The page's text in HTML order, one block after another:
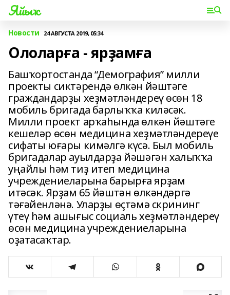
Яйыҡ
Новости 24 АВГУСТА 2019, 05:34
Ололарға - ярҙамға
Башҡортостанда “Демография” милли
проекты сиктәрендә өлкән йәштәге
граждандарҙы хеҙмәтләндереү өсөн 18
мобиль бригада барлыҡҡа киләсәк.
Милли проект арҡаһында өлкән йәштәге
кешеләр өсөн медицина хеҙмәтләндереүе
сифаты юғары кимәлгә күсә. Был мобиль
бригадалар ауылдарҙа йәшәгән халыҡҡа
уңайлы һәм тиҙ итеп медицина
учреждениеларына барырға ярҙам
итәсәк. Ярҙам 65 йәштән өлкәндәргә
тәғәйенләнә. Уларҙы өҫтәмә скрининг
үтеү һәм ашығыс социаль хеҙмәтләндереү
өсөн медицина учреждениеларына
оҙатасаҡтар.